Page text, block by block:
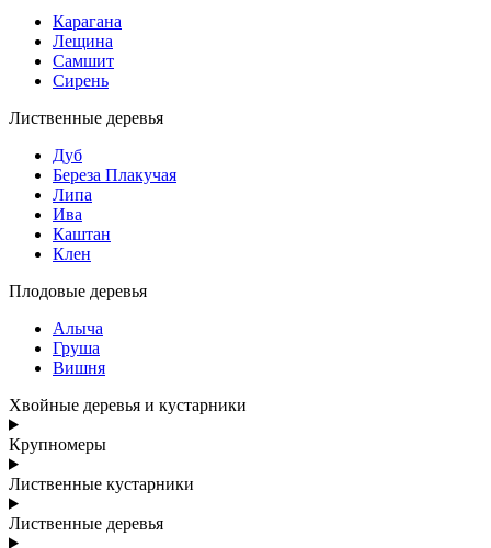
Карагана
Лещина
Самшит
Сирень
Лиственные деревья
Дуб
Береза Плакучая
Липа
Ива
Каштан
Клен
Плодовые деревья
Алыча
Груша
Вишня
Хвойные деревья и кустарники
Крупномеры
Лиственные кустарники
Лиственные деревья